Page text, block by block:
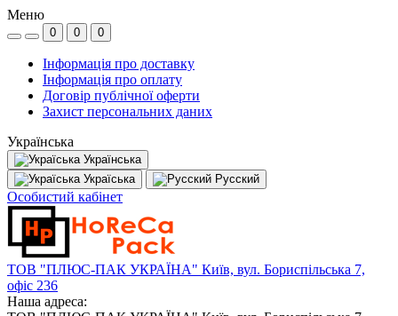
Меню
0 0 0
Інформація про доставку
Інформація про оплату
Договір публічної оферти
Захист персональних даних
Українська
Українська
Україська
Русский
Особистий кабінет
ТОВ "ПЛЮС-ПАК УКРАЇНА" Київ, вул. Бориспільська 7,
офіс 236
Наша адреса: